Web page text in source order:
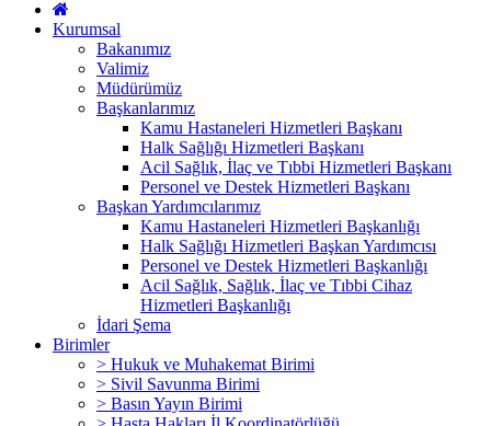
Kurumsal
Bakanımız
Valimiz
Müdürümüz
Başkanlarımız
Kamu Hastaneleri Hizmetleri Başkanı
Halk Sağlığı Hizmetleri Başkanı
Acil Sağlık, İlaç ve Tıbbi Hizmetleri Başkanı
Personel ve Destek Hizmetleri Başkanı
Başkan Yardımcılarımız
Kamu Hastaneleri Hizmetleri Başkanlığı
Halk Sağlığı Hizmetleri Başkan Yardımcısı
Personel ve Destek Hizmetleri Başkanlığı
Acil Sağlık, Sağlık, İlaç ve Tıbbi Cihaz
Hizmetleri Başkanlığı
İdari Şema
Birimler
> Hukuk ve Muhakemat Birimi
> Sivil Savunma Birimi
> Basın Yayın Birimi